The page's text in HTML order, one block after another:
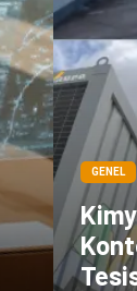
GENEL